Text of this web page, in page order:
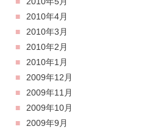
2010年4月
2010年3月
2010年2月
2010年1月
2009年12月
2009年11月
2009年10月
2009年9月